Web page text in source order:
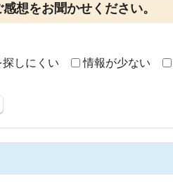
想をお聞かせください。
しにくい 情報が少ない